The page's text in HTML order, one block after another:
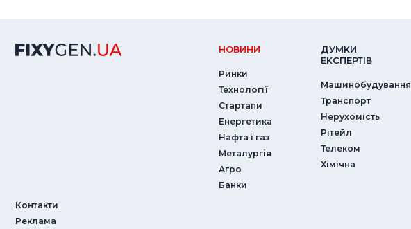
Контакти
Реклама
НОВИНИ
Ринки
Технології
Стартапи
Енергетика
Нафта і газ
Металургія
Агро
Банки
ДУМКИ
ЕКСПЕРТIВ
Машинобудування
Транспорт
Нерухомість
Рітейл
Телеком
Хімічна